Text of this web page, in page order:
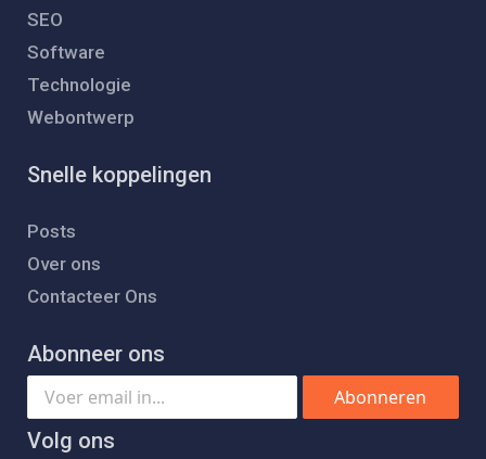
SEO
Software
Technologie
Webontwerp
Snelle koppelingen
Posts
Over ons
Contacteer Ons
Abonneer ons
Abonneren
Volg ons